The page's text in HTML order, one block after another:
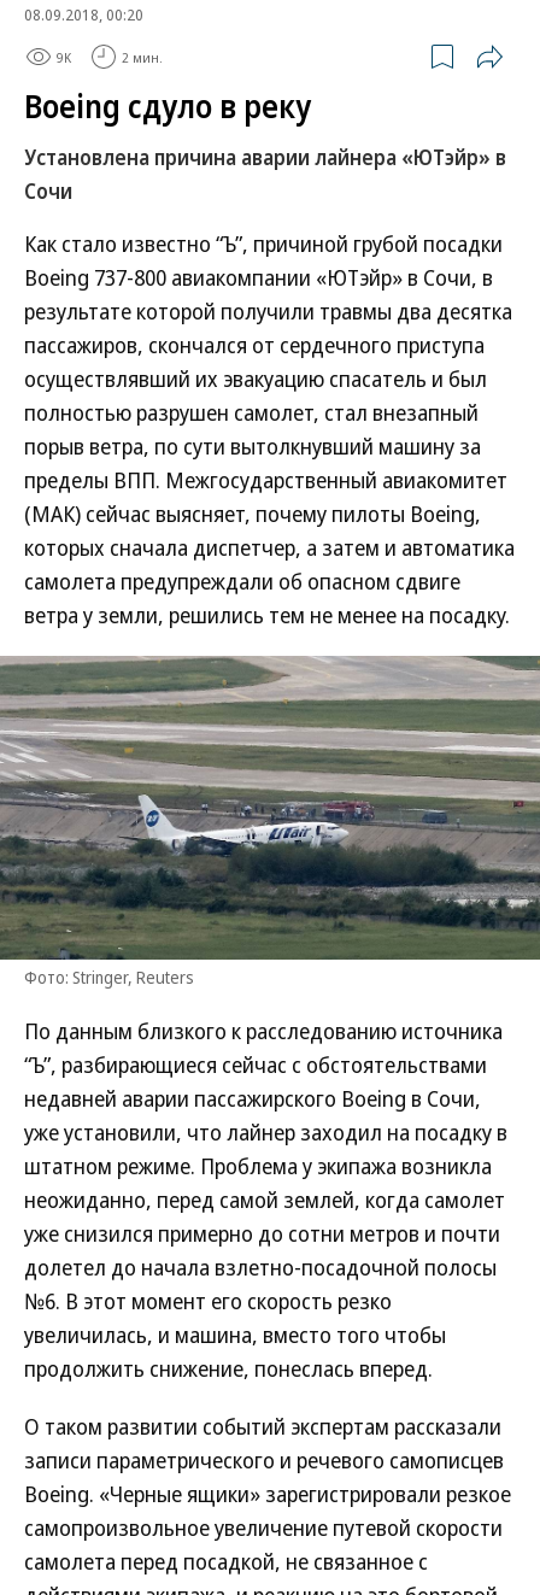
08.09.2018, 00:20
9K 2 мин.
Boeing сдуло в реку
Установлена причина аварии лайнера «ЮТэйр» в
Сочи
Как стало известно “Ъ”, причиной грубой посадки
Boeing 737-800 авиакомпании «ЮТэйр» в Сочи, в
результате которой получили травмы два десятка
пассажиров, скончался от сердечного приступа
осуществлявший их эвакуацию спасатель и был
полностью разрушен самолет, стал внезапный
порыв ветра, по сути вытолкнувший машину за
пределы ВПП. Межгосударственный авиакомитет
(МАК) сейчас выясняет, почему пилоты Boeing,
которых сначала диспетчер, а затем и автоматика
самолета предупреждали об опасном сдвиге
ветра у земли, решились тем не менее на посадку.
Фото: Stringer, Reuters
По данным близкого к расследованию источника
“Ъ”, разбирающиеся сейчас с обстоятельствами
недавней аварии пассажирского Boeing в Сочи,
уже установили, что лайнер заходил на посадку в
штатном режиме. Проблема у экипажа возникла
неожиданно, перед самой землей, когда самолет
уже снизился примерно до сотни метров и почти
долетел до начала взлетно-посадочной полосы
№6. В этот момент его скорость резко
увеличилась, и машина, вместо того чтобы
продолжить снижение, понеслась вперед.
О таком развитии событий экспертам рассказали
записи параметрического и речевого самописцев
Boeing. «Черные ящики» зарегистрировали резкое
самопроизвольное увеличение путевой скорости
самолета перед посадкой, не связанное с